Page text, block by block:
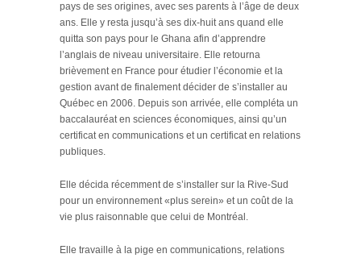
pays de ses origines, avec ses parents à l’âge de deux
ans. Elle y resta jusqu’à ses dix-huit ans quand elle
quitta son pays pour le Ghana afin d’apprendre
l’anglais de niveau universitaire. Elle retourna
brièvement en France pour étudier l’économie et la
gestion avant de finalement décider de s’installer au
Québec en 2006. Depuis son arrivée, elle compléta un
baccalauréat en sciences économiques, ainsi qu’un
certificat en communications et un certificat en relations
publiques.
Elle décida récemment de s’installer sur la Rive-Sud
pour un environnement «plus serein» et un coût de la
vie plus raisonnable que celui de Montréal.
Elle travaille à la pige en communications, relations